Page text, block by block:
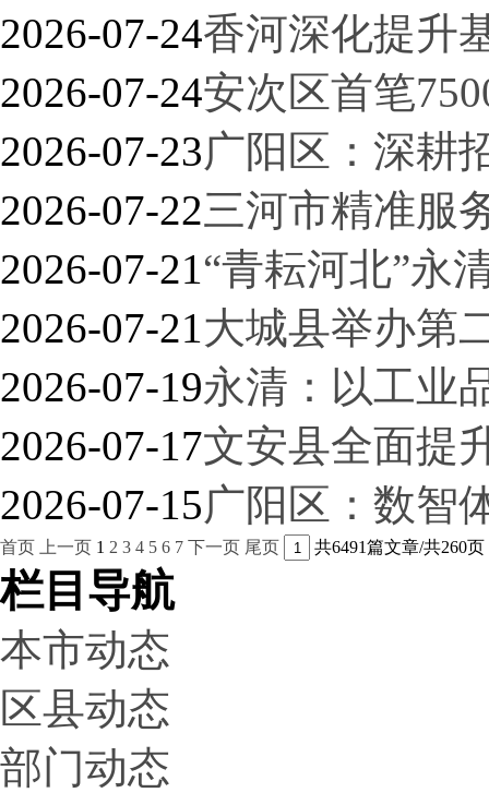
2026-07-24香河深化提升
2026-07-24安次区首笔
2026-07-23广阳区：深耕
2026-07-22三河市精准服
2026-07-21“青耘河北”永
2026-07-21大城县举办第
2026-07-19永清：以工业
2026-07-17文安县全面提
2026-07-15广阳区：数智
首页 上一页 1 2 3 4 5 6 7 下一页 尾页 共6491篇文章/共260页
栏目导航
本市动态
区县动态
部门动态